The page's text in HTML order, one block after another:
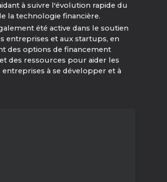
à suivre l'évolution rapide du
la technologie financière.
été active dans le soutien
entreprises et aux startups, en
des options de financement
des ressources pour aider les
à se développer et à